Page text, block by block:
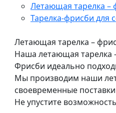
Летающая тарелка –
Тарелка-фрисби для
Летающая тарелка –
Наша летающая тарелка
Фрисби идеально
Мы производим наши
своевременные
Не упустите